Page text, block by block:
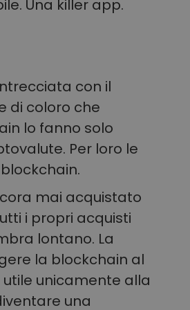
Una killer app.
con il
di coloro che
lo fanno solo
Per loro le
mai acquistato
i propri acquisti
lontano. La
la blockchain al
unicamente alla
una